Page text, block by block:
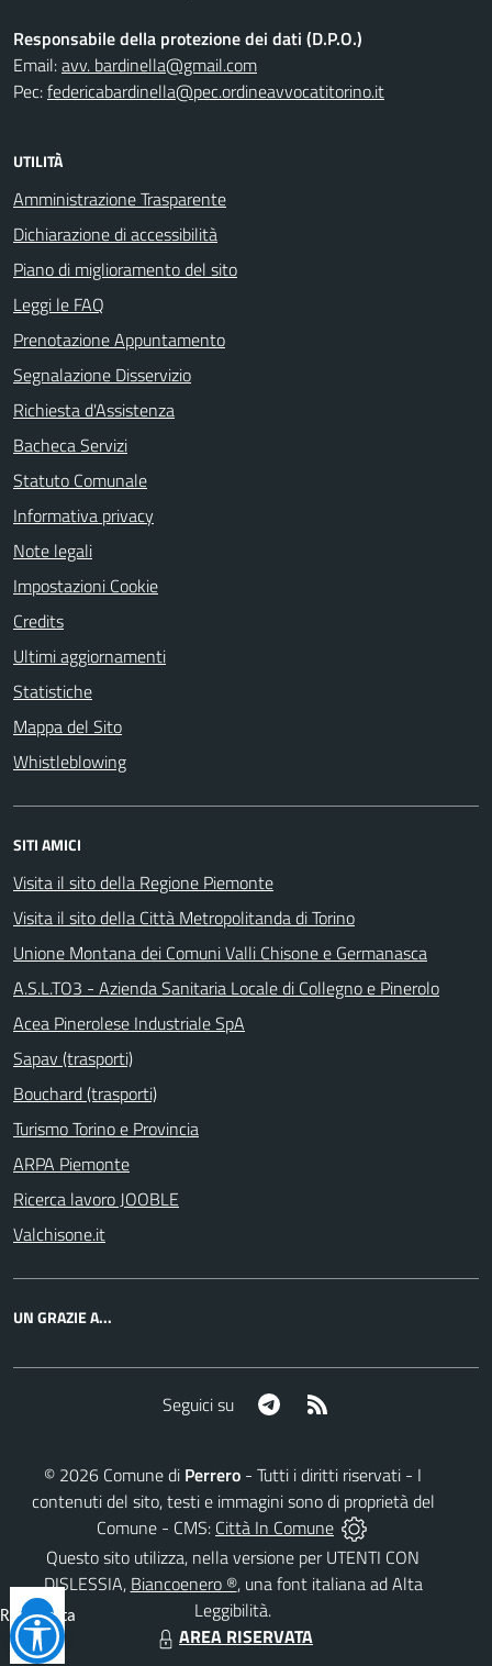
Responsabile della protezione dei dati (D.P.O.)
Email:avv. bardinella@gmail.com
Pec:federicabardinella@pec.ordineavvocatitorino.it
UTILITÀ
Amministrazione Trasparente
Dichiarazione di accessibilità
Piano di miglioramento del sito
Leggi le FAQ
Prenotazione Appuntamento
Segnalazione Disservizio
Richiesta d'Assistenza
Bacheca Servizi
Statuto Comunale
Informativa privacy
Note legali
Impostazioni Cookie
Credits
Ultimi aggiornamenti
Statistiche
Mappa del Sito
Whistleblowing
SITI AMICI
Visita il sito della Regione Piemonte
Visita il sito della Città Metropolitanda di Torino
Unione Montana dei Comuni Valli Chisone e Germanasca
A.S.L.TO3 - Azienda Sanitaria Locale di Collegno e Pinerolo
Acea Pinerolese Industriale SpA
Sapav (trasporti)
Bouchard (trasporti)
Turismo Torino e Provincia
ARPA Piemonte
Ricerca lavoro JOOBLE
Valchisone.it
UN GRAZIE A...
Seguici su Telegram
© 2026 Comune di Perrero - Tutti i diritti riservati - I
contenuti del sito, testi e immagini sono di proprietà del
Comune - CMS: Città In Comune
Questo sito utilizza, nella versione per UTENTI CON
DISLESSIA, Biancoenero ®, una font italiana ad Alta
Leggibilità.
AREA RISERVATA
Reimposta
tutto